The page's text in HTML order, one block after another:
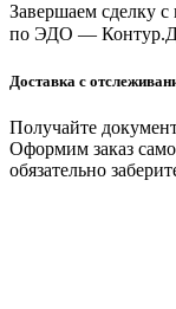
Завершаем сделку
по ЭДО —
Доставка с
Получайте
Оформим заказ
обязательно